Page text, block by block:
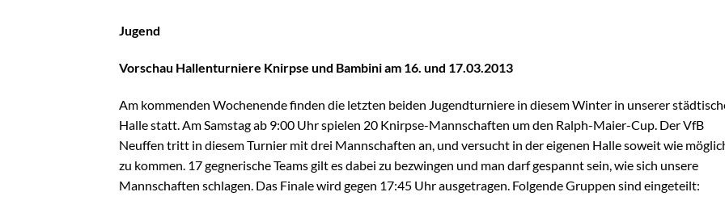
Jugend
Vorschau Hallenturniere Knirpse und Bambini am 16. und 17.03.2013
Am kommenden Wochenende finden die letzten beiden Jugendturniere in diesem Winter in unserer
Halle statt. Am Samstag ab 9:00 Uhr spielen 20 Knirpse-Mannschaften um den Ralph-Maier-Cup. Der VfB
Neuffen tritt in diesem Turnier mit drei Mannschaften an, und versucht in der eigenen Halle soweit wie
zu kommen. 17 gegnerische Teams gilt es dabei zu bezwingen und man darf gespannt sein, wie sich unsere
Mannschaften schlagen. Das Finale wird gegen 17:45 Uhr ausgetragen. Folgende Gruppen sind eingeteilt: